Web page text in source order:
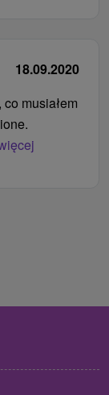
18.09.2020
musiałem